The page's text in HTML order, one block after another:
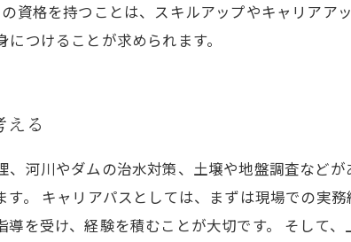
資格を持つことは、スキルアップやキャリアア
つけることが求められます。
る
河川やダムの治水対策、土壌や地盤調査など
。 キャリアパスとしては、まずは現場での実
を受け、経験を積むことが大切です。 そして